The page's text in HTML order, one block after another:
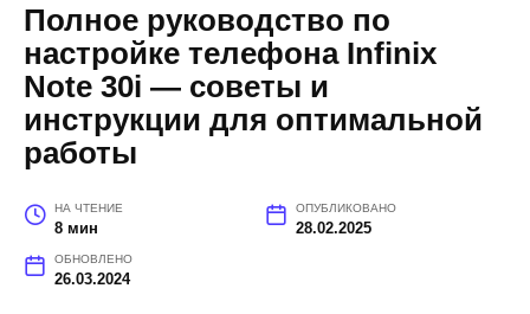
Полное руководство по
настройке телефона Infinix
Note 30i — советы и
инструкции для оптимальной
работы
НА ЧТЕНИЕ
8 мин
ОПУБЛИКОВАНО
28.02.2025
ОБНОВЛЕНО
26.03.2024